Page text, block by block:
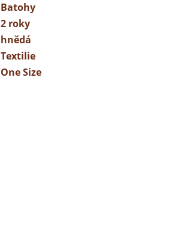
Batohy
2 roky
hnědá
Textilie
One Size